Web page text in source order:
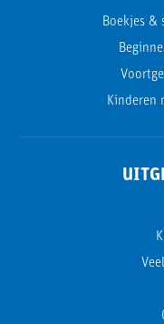
Boekjes &
Kinderen